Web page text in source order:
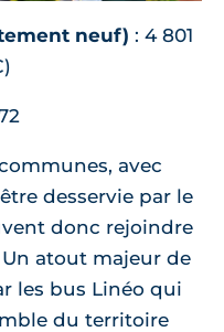
neuf) : 4 801
avec
desservie par le
donc rejoindre
atout majeur de
les bus Linéo qui
du territoire